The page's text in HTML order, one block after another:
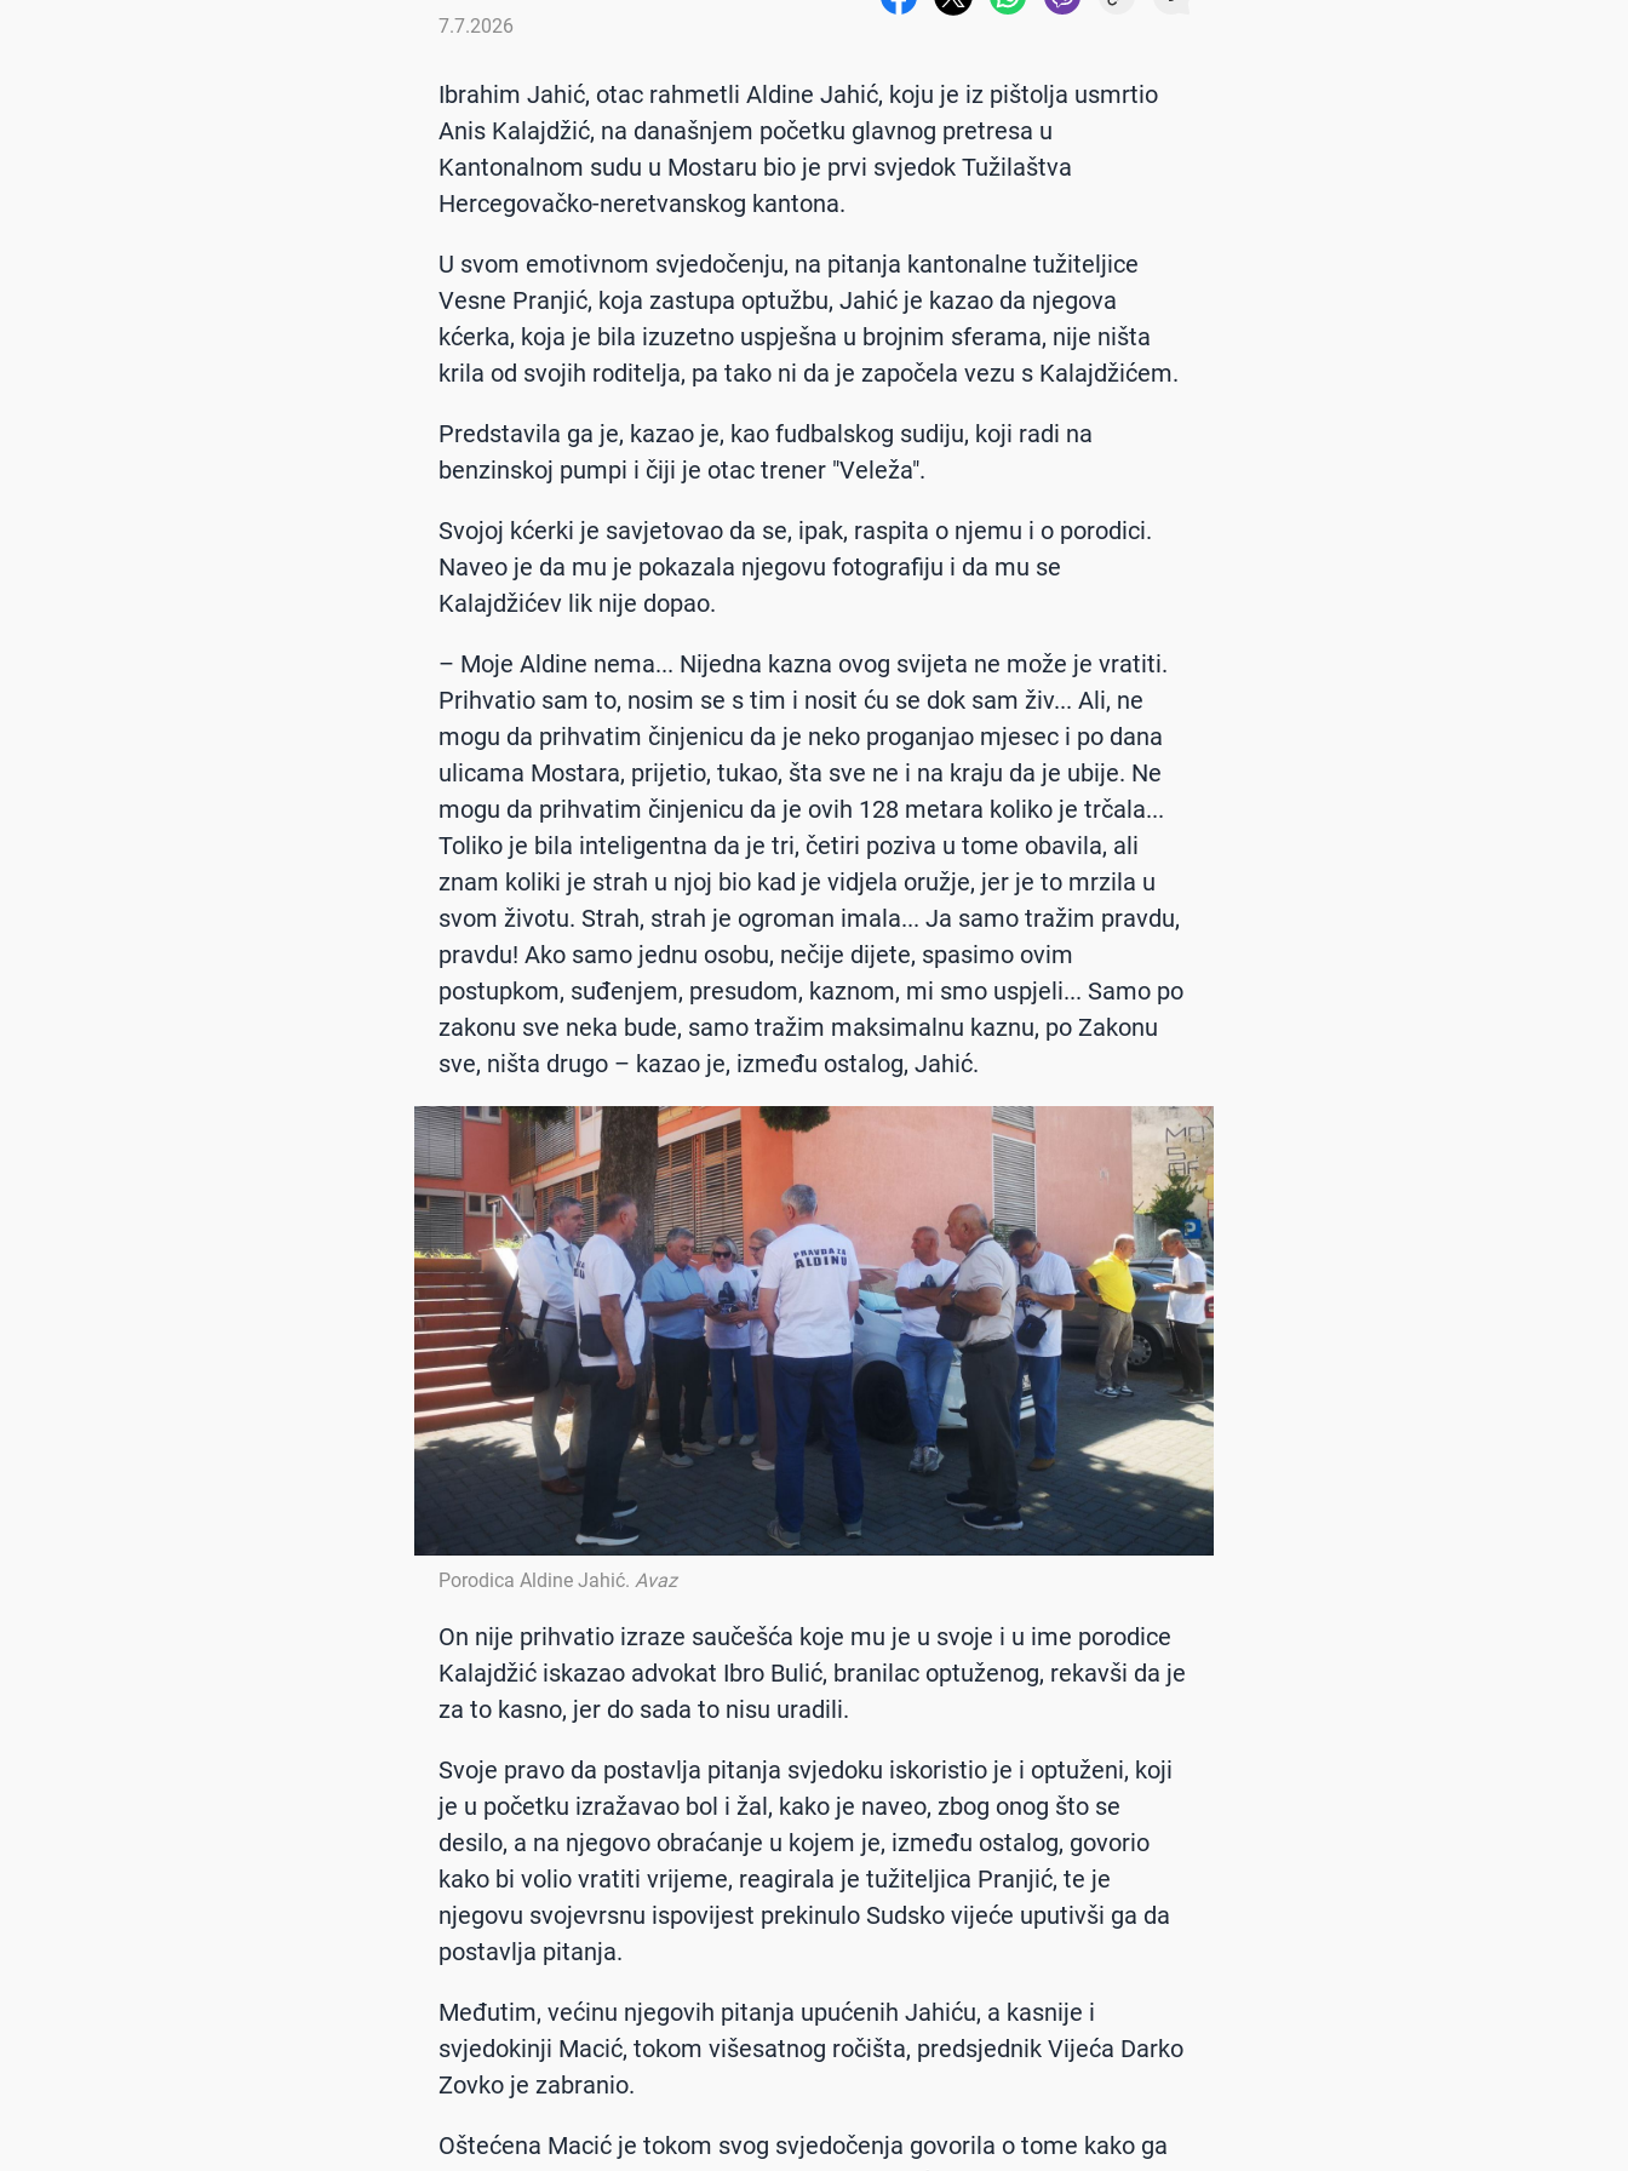
7.7.2026
Ibrahim Jahić, otac rahmetli Aldine Jahić, koju je iz pištolja usmrtio
Anis Kalajdžić, na današnjem početku glavnog pretresa u
Kantonalnom sudu u Mostaru bio je prvi svjedok Tužilaštva
Hercegovačko-neretvanskog kantona.
U svom emotivnom svjedočenju, na pitanja kantonalne tužiteljice
Vesne Pranjić, koja zastupa optužbu, Jahić je kazao da njegova
kćerka, koja je bila izuzetno uspješna u brojnim sferama, nije ništa
krila od svojih roditelja, pa tako ni da je započela vezu s Kalajdžićem.
Predstavila ga je, kazao je, kao fudbalskog sudiju, koji radi na
benzinskoj pumpi i čiji je otac trener "Veleža".
Svojoj kćerki je savjetovao da se, ipak, raspita o njemu i o porodici.
Naveo je da mu je pokazala njegovu fotografiju i da mu se
Kalajdžićev lik nije dopao.
– Moje Aldine nema... Nijedna kazna ovog svijeta ne može je vratiti.
Prihvatio sam to, nosim se s tim i nosit ću se dok sam živ... Ali, ne
mogu da prihvatim činjenicu da je neko proganjao mjesec i po dana
ulicama Mostara, prijetio, tukao, šta sve ne i na kraju da je ubije. Ne
mogu da prihvatim činjenicu da je ovih 128 metara koliko je trčala...
Toliko je bila inteligentna da je tri, četiri poziva u tome obavila, ali
znam koliki je strah u njoj bio kad je vidjela oružje, jer je to mrzila u
svom životu. Strah, strah je ogroman imala... Ja samo tražim pravdu,
pravdu! Ako samo jednu osobu, nečije dijete, spasimo ovim
postupkom, suđenjem, presudom, kaznom, mi smo uspjeli... Samo po
zakonu sve neka bude, samo tražim maksimalnu kaznu, po Zakonu
sve, ništa drugo – kazao je, između ostalog, Jahić.
Porodica Aldine Jahić. Avaz
On nije prihvatio izraze saučešća koje mu je u svoje i u ime porodice
Kalajdžić iskazao advokat Ibro Bulić, branilac optuženog, rekavši da je
za to kasno, jer do sada to nisu uradili.
Svoje pravo da postavlja pitanja svjedoku iskoristio je i optuženi, koji
je u početku izražavao bol i žal, kako je naveo, zbog onog što se
desilo, a na njegovo obraćanje u kojem je, između ostalog, govorio
kako bi volio vratiti vrijeme, reagirala je tužiteljica Pranjić, te je
njegovu svojevrsnu ispovijest prekinulo Sudsko vijeće uputivši ga da
postavlja pitanja.
Međutim, većinu njegovih pitanja upućenih Jahiću, a kasnije i
svjedokinji Macić, tokom višesatnog ročišta, predsjednik Vijeća Darko
Zovko je zabranio.
Oštećena Macić je tokom svog svjedočenja govorila o tome kako ga